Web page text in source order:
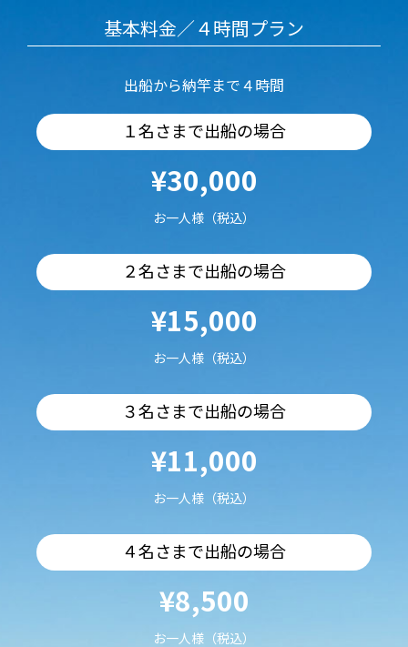
基本料金／４時間プラン
出船から納竿まで４時間
１名さまで出船の場合
¥30,000
お一人様（税込）
２名さまで出船の場合
¥15,000
お一人様（税込）
３名さまで出船の場合
¥11,000
お一人様（税込）
４名さまで出船の場合
¥8,500
お一人様（税込）